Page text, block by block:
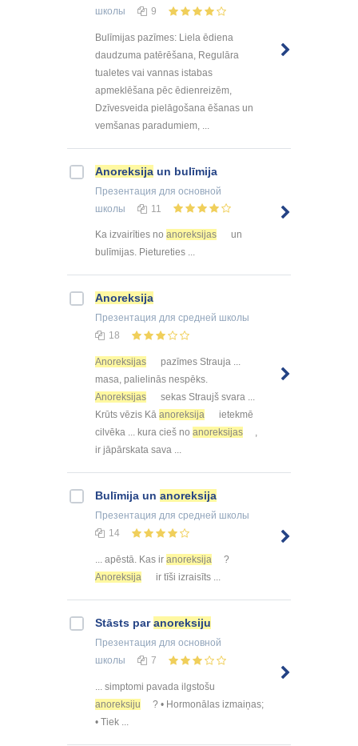
школы
9
Bulīmijas pazīmes: Liela ēdiena
daudzuma patērēšana, Regulāra
tualetes vai vannas istabas
apmeklēšana pēc ēdienreizēm,
Dzīvesveida pielāgošana ēšanas un
vemšanas paradumiem, ...
Anoreksija un bulīmija
Презентация для основной
школы
11
Ka izvairīties no anoreksijas
un
bulīmijas. Pietureties ...
Anoreksija
Презентация для средней школы
18
Anoreksijas
pazīmes Strauja ...
masa, palielinās nespēks.
Anoreksijas
sekas Straujš svara ...
Krūts vēzis Kā anoreksija
ietekmē
cilvēka ... kura cieš no anoreksijas
,
ir jāpārskata sava ...
Bulīmija un anoreksija
Презентация для средней школы
14
... apēstā. Kas ir anoreksija
?
Anoreksija
ir tīši izraisīts ...
Stāsts paranoreksiju
Презентация для основной
школы
7
... simptomi pavada ilgstošu
anoreksiju
? • Hormonālas izmaiņas;
• Tiek ...